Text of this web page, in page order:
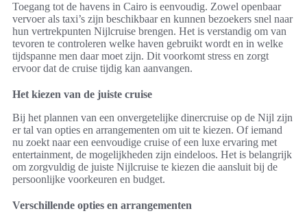
Toegang tot de havens in Cairo is eenvoudig. Zowel openbaar
vervoer als taxi’s zijn beschikbaar en kunnen bezoekers snel naar
hun vertrekpunten Nijlcruise brengen. Het is verstandig om van
tevoren te controleren welke haven gebruikt wordt en in welke
tijdspanne men daar moet zijn. Dit voorkomt stress en zorgt
ervoor dat de cruise tijdig kan aanvangen.
Het kiezen van de juiste cruise
Bij het plannen van een onvergetelijke dinercruise op de Nijl zijn
er tal van opties en arrangementen om uit te kiezen. Of iemand
nu zoekt naar een eenvoudige cruise of een luxe ervaring met
entertainment, de mogelijkheden zijn eindeloos. Het is belangrijk
om zorgvuldig de juiste Nijlcruise te kiezen die aansluit bij de
persoonlijke voorkeuren en budget.
Verschillende opties en arrangementen